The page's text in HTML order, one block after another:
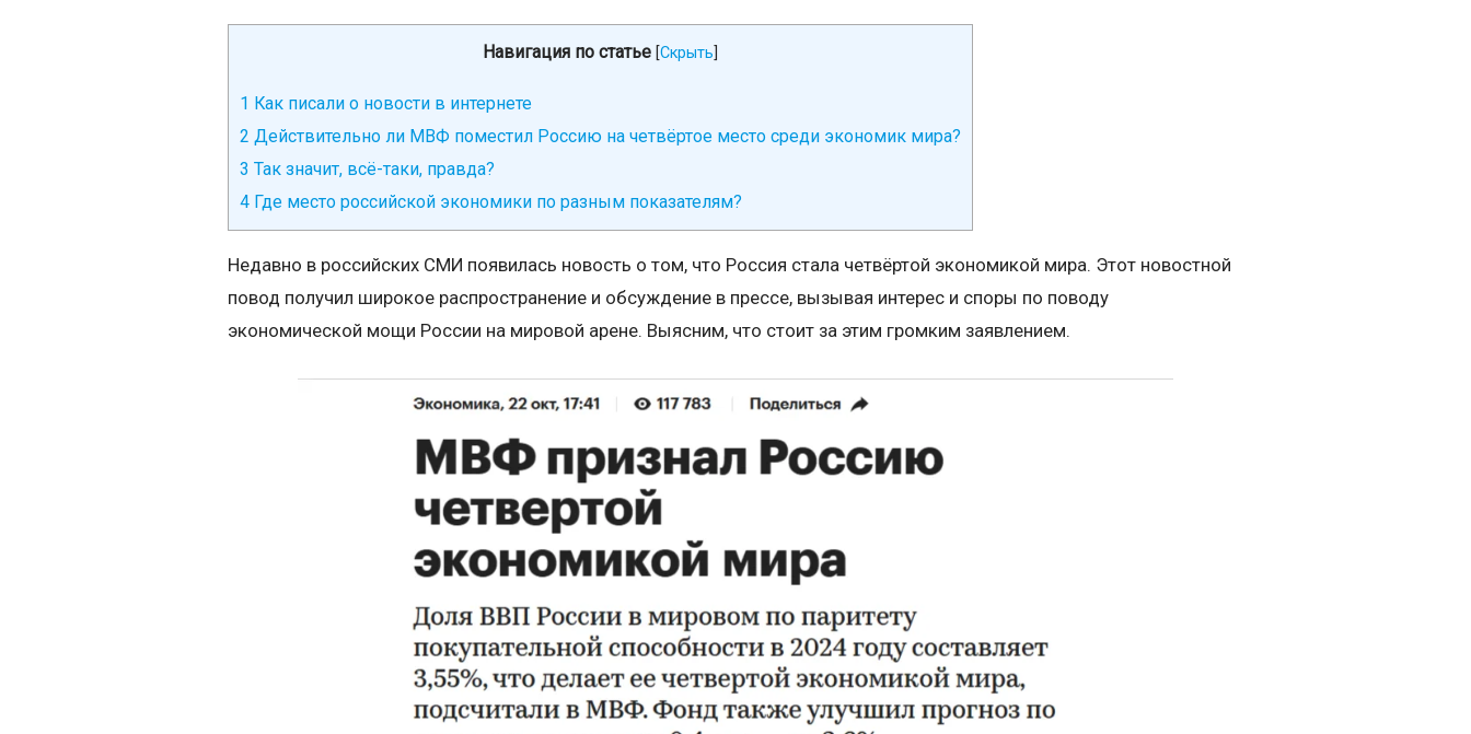
Навигация по статье [Скрыть
1 Как писали о новости в интернете
2 Действительно ли МВФ поместил Россию на четвёртое место среди экономик мира?
3 Так значит, всё-таки, правда?
4 Где место российской экономики по разным показателям?
Недавно в российских СМИ появилась новость о том, что Россия стала четвёртой экономикой мира. Этот новостной
повод получил широкое распространение и обсуждение в прессе, вызывая интерес и споры по поводу
экономической мощи России на мировой арене. Выясним, что стоит за этим громким заявлением.